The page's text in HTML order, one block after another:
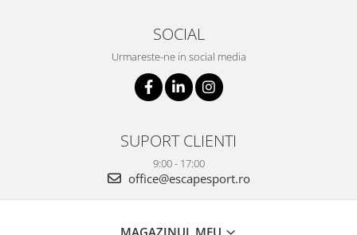
SOCIAL
Urmareste-ne in social media
SUPORT CLIENTI
9:00 - 17:00
office@escapesport.ro